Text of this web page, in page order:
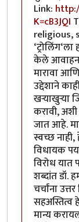
Link:
K=cB3JQI
religious,
केले आवाहन
मारावा
उद्देशाने
खऱ्याखुऱ्या
करावी, अशी
जात आहे.
स्वच्छ
विधायक
विरोध
शब्दांत डॉ.
चर्चांना
मान्य